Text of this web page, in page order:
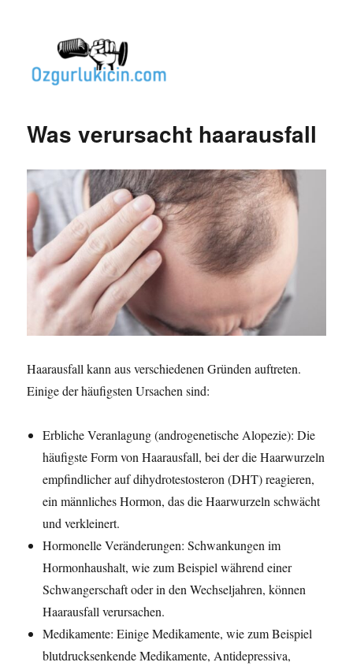
Was verursacht haarausfall
Haarausfall kann aus verschiedenen Gründen auftreten.
Einige der häufigsten Ursachen sind:
Erbliche Veranlagung (androgenetische Alopezie): Die
häufigste Form von Haarausfall, bei der die Haarwurzeln
empfindlicher auf dihydrotestosteron (DHT) reagieren,
ein männliches Hormon, das die Haarwurzeln schwächt
und verkleinert.
Hormonelle Veränderungen: Schwankungen im
Hormonhaushalt, wie zum Beispiel während einer
Schwangerschaft oder in den Wechseljahren, können
Haarausfall verursachen.
Medikamente: Einige Medikamente, wie zum Beispiel
blutdrucksenkende Medikamente, Antidepressiva,